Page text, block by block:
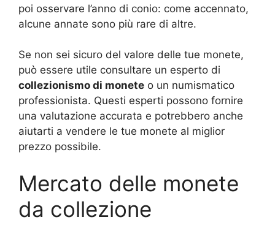
poi osservare l’anno di conio: come accennato,
alcune annate sono più rare di altre.
Se non sei sicuro del valore delle tue monete,
può essere utile consultare un esperto di
collezionismo di monete o un numismatico
professionista. Questi esperti possono fornire
una valutazione accurata e potrebbero anche
aiutarti a vendere le tue monete al miglior
prezzo possibile.
Mercato delle monete
da collezione